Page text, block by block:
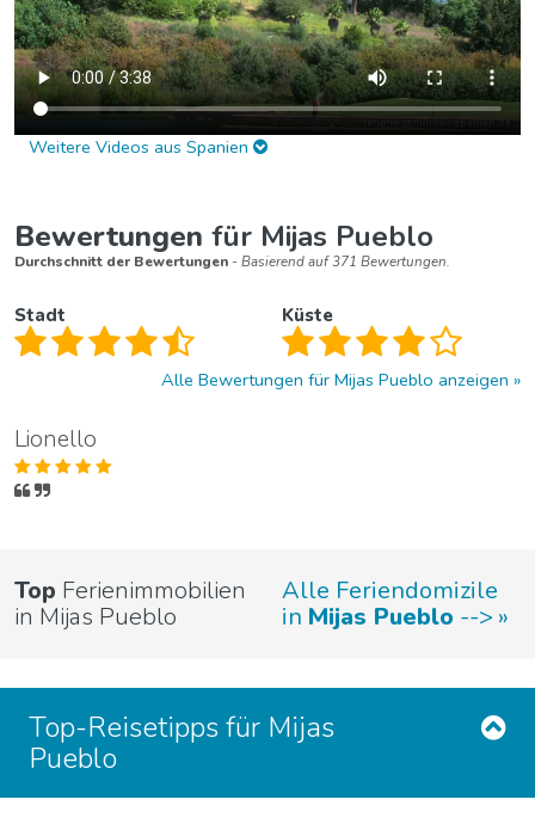
Weitere Videos aus Spanien
Bewertungen für Mijas Pueblo
Durchschnitt der Bewertungen - Basierend auf 371 Bewertungen.
Stadt Küste
Alle Bewertungen für Mijas Pueblo anzeigen
Lionello
Top Ferienimmobilien
in Mijas Pueblo
Alle Feriendomizile
in Mijas Pueblo -->
Top-Reisetipps für Mijas
Pueblo